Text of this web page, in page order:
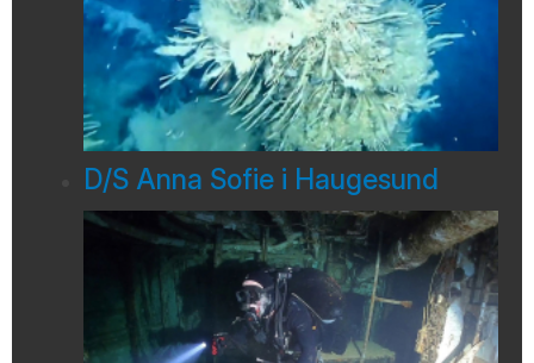
D/S Anna Sofie i Haugesund